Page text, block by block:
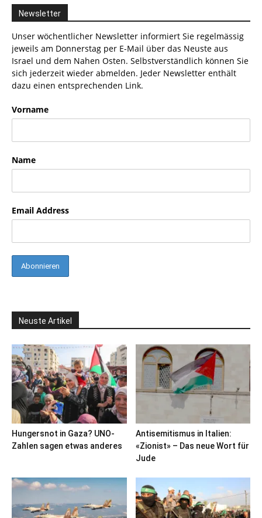
Newsletter
Unser wöchentlicher Newsletter informiert Sie regelmässig
jeweils am Donnerstag per E-Mail über das Neuste aus
Israel und dem Nahen Osten. Selbstverständlich können Sie
sich jederzeit wieder abmelden. Jeder Newsletter enthält
dazu einen entsprechenden Link.
Vorname
Name
Email Address
Neuste Artikel
Hungersnot in Gaza? UNO-
Zahlen sagen etwas anderes
Antisemitismus in Italien:
«Zionist» – Das neue Wort für
Jude